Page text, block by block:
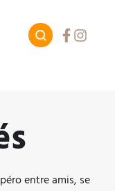
Facebook
entre amis, se